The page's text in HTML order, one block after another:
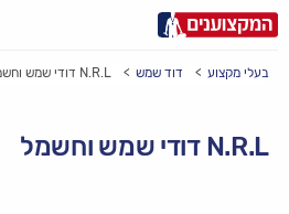
בעלי מקצוע דוד שמש
N.R.L דודי שמש וחשמל